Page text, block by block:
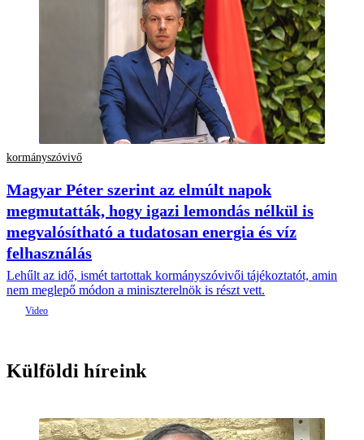
kormányszóvivő
Magyar Péter szerint az elmúlt napok
megmutatták, hogy igazi lemondás nélkül is
megvalósítható a tudatosan energia és víz
felhasználás
Lehűlt az idő, ismét tartottak kormányszóvivői tájékoztatót, amin
nem meglepő módon a miniszterelnök is részt vett.
Külföldi híreink